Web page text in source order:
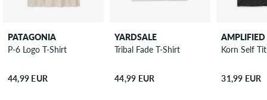
PATAGONIA
P-6 Logo T-Shirt
44,99 EUR
YARDSALE
Tribal Fade T-Shirt
44,99 EUR
AMPLIFIED
Korn Self
31,99 EUR